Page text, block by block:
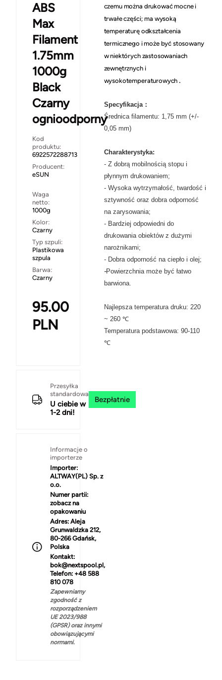
ABS
Max
Filament
1.75mm
1000g
Black
Czarny
ognioodporny
Kod
produktu:
6922572288713
Producent:
eSUN
Waga
netto:
1000g
Kolor:
Czarny
Typ szpuli:
Plastikowa
szpula
Barwa:
Czarny
95.00
PLN
Przesyłka
standardowa
U ciebie w
1-2 dni!
Bezpłatnie
Informacje o
importerze
Importer:
ALTWAY(PL) Sp. z
o.o.
Numer partii:
zobacz na
opakowaniu
Adres: Aleja
Grunwaldzka 212,
80-266 Gdańsk,
Polska
Kontakt:
bok@nextspool.pl,
Telefon: +48 588
810 078
Zapewniamy
zgodność z
rozporządzeniem
UE 2023/988
(GPSR) oraz innymi
obowiązującymi
normami.
czemu można drukować mocne i
trwałe części; ma wysoką
temperaturę odkształcenia
termicznego i może być stosowany
w niektórych zastosowaniach
zewnętrznych i
wysokotemperaturowych.
Specyfikacja：
Średnica filamentu: 1,75 mm (+/-
0,05 mm)
Charakterystyka:
- Z dobrą mobilnością stopu i
płynnym drukowaniem;
- Wysoka wytrzymałość, twardość i
sztywność oraz dobra odporność
na zarysowania;
- Bardziej odpowiedni do
drukowania obiektów z dużymi
narożnikami;
- Dobra odporność na ciepło i olej;
-Powierzchnia może być łatwo
barwiona.
Najlepsza temperatura druku: 220
~ 260 ℃
Temperatura podstawowa: 90-110
℃